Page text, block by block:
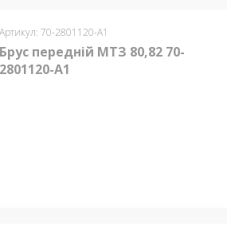
Артикул: 70-2801120-А1
Брус передній МТЗ 80,82 70-
2801120-А1